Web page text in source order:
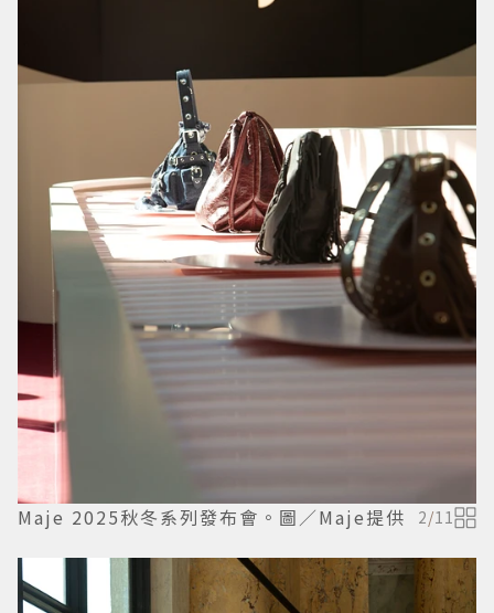
Maje 2025秋冬系列發布會。圖／Maje提供 2/11